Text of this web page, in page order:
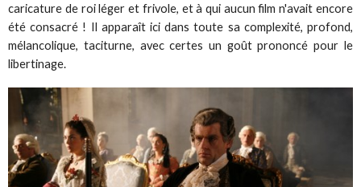
caricature de roi léger et frivole, et à qui aucun film n'avait encore
été consacré ! Il apparaît ici dans toute sa complexité, profond,
mélancolique, taciturne, avec certes un goût prononcé pour le
libertinage.